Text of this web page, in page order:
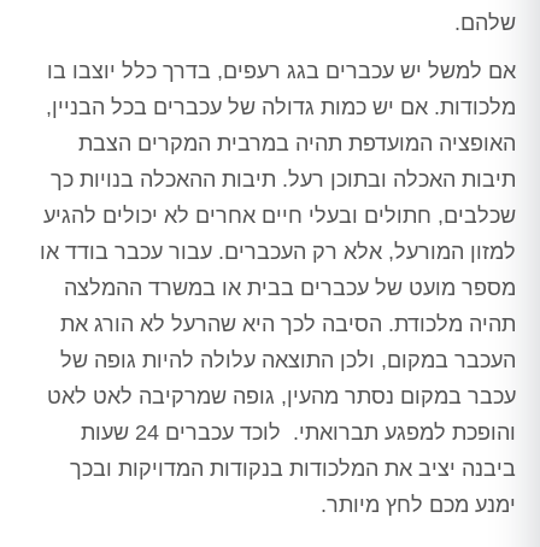
שלהם.
אם למשל יש עכברים בגג רעפים, בדרך כלל יוצבו בו
מלכודות. אם יש כמות גדולה של עכברים בכל הבניין,
האופציה המועדפת תהיה במרבית המקרים הצבת
תיבות האכלה ובתוכן רעל. תיבות ההאכלה בנויות כך
שכלבים, חתולים ובעלי חיים אחרים לא יכולים להגיע
למזון המורעל, אלא רק העכברים. עבור עכבר בודד או
מספר מועט של עכברים בבית או במשרד ההמלצה
תהיה מלכודת. הסיבה לכך היא שהרעל לא הורג את
העכבר במקום, ולכן התוצאה עלולה להיות גופה של
עכבר במקום נסתר מהעין, גופה שמרקיבה לאט לאט
והופכת למפגע תברואתי. לוכד עכברים 24 שעות
ביבנה יציב את המלכודות בנקודות המדויקות ובכך
ימנע מכם לחץ מיותר.